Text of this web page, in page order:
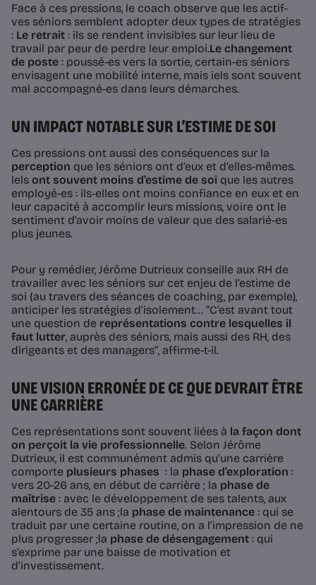
Face à ces pressions, le coach observe que les actif-
ves séniors semblent adopter deux types de stratégies
: Le retrait : ils se rendent invisibles sur leur lieu de
travail par peur de perdre leur emploi.Le changement
de poste : poussé-es vers la sortie, certain-es séniors
envisagent une mobilité interne, mais iels sont souvent
mal accompagné-es dans leurs démarches.
UN IMPACT NOTABLE SUR L’ESTIME DE SOI
Ces pressions ont aussi des conséquences sur la
perception que les séniors ont d’eux et d’elles-mêmes.
Iels ont souvent moins d’estime de soi que les autres
employé-es : ils-elles ont moins confiance en eux et en
leur capacité à accomplir leurs missions, voire ont le
sentiment d’avoir moins de valeur que des salarié-es
plus jeunes.
Pour y remédier, Jérôme Dutrieux conseille aux RH de
travailler avec les séniors sur cet enjeu de l’estime de
soi (au travers des séances de coaching, par exemple),
anticiper les stratégies d’isolement… “C’est avant tout
une question de représentations contre lesquelles il
faut lutter, auprès des séniors, mais aussi des RH, des
dirigeants et des managers”, affirme-t-il.
UNE VISION ERRONÉE DE CE QUE DEVRAIT ÊTRE
UNE CARRIÈRE
Ces représentations sont souvent liées à la façon dont
on perçoit la vie professionnelle. Selon Jérôme
Dutrieux, il est communément admis qu’une carrière
comporte plusieurs phases : la phase d’exploration :
vers 20-26 ans, en début de carrière ; la phase de
maîtrise : avec le développement de ses talents, aux
alentours de 35 ans ;la phase de maintenance : qui se
traduit par une certaine routine, on a l’impression de ne
plus progresser ;la phase de désengagement : qui
s’exprime par une baisse de motivation et
d’investissement.